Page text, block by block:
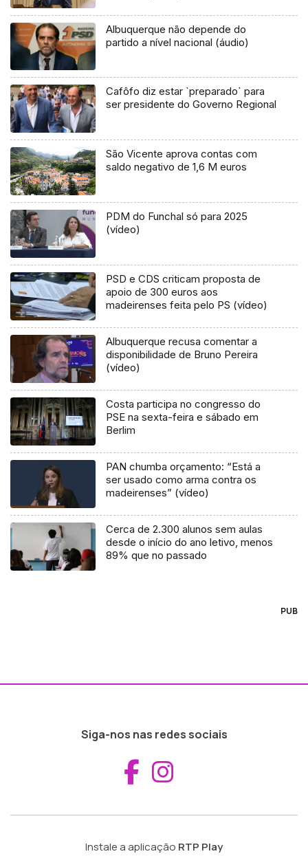
Albuquerque não depende do
partido a nível nacional (áudio)
Cafôfo diz estar `preparado` para
ser presidente do Governo Regional
São Vicente aprova contas com
saldo negativo de 1,6 M euros
PDM do Funchal só para 2025
(vídeo)
PSD e CDS criticam proposta de
apoio de 300 euros aos
madeirenses feita pelo PS (vídeo)
Albuquerque recusa comentar a
disponibilidade de Bruno Pereira
(vídeo)
Costa participa no congresso do
PSE na sexta-feira e sábado em
Berlim
PAN chumba orçamento: “Está a
ser usado como arma contra os
madeirenses” (vídeo)
Cerca de 2.300 alunos sem aulas
desde o início do ano letivo, menos
89% que no passado
PUB
Siga-nos nas redes sociais
Aceder ao
Instale a aplicação RTP Play